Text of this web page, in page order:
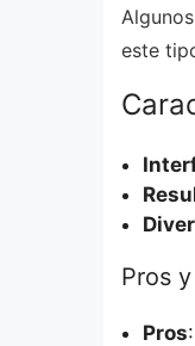
este
Pros
Pros